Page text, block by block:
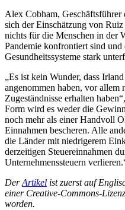
Alex Cobham, Geschäftsführer
sich der Einschätzung von
nichts für die Menschen in der
Pandemie konfrontiert sind
Gesundheitssysteme stark
„Es ist kein Wunder, dass
angenommen haben, vor allem
Zugeständnisse erhalten
Form wird es weder die
noch mehr als einer Handvoll
Einnahmen bescheren. Alle
die Länder mit niedrigerem
derzeitigen Steuereinnahmen
Unternehmenssteuern
DerArtikel ist zuerst auf
einer Creative-Commons-
worden.